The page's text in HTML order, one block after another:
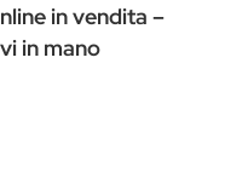
in vendita –
in mano